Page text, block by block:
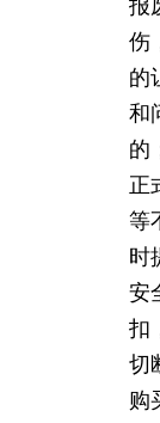
报
伤
的
和
的
正
等
时
安
扣
切
购